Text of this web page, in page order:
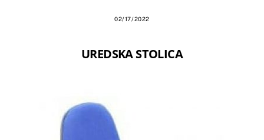
02/17/2022
UREDSKA STOLICA